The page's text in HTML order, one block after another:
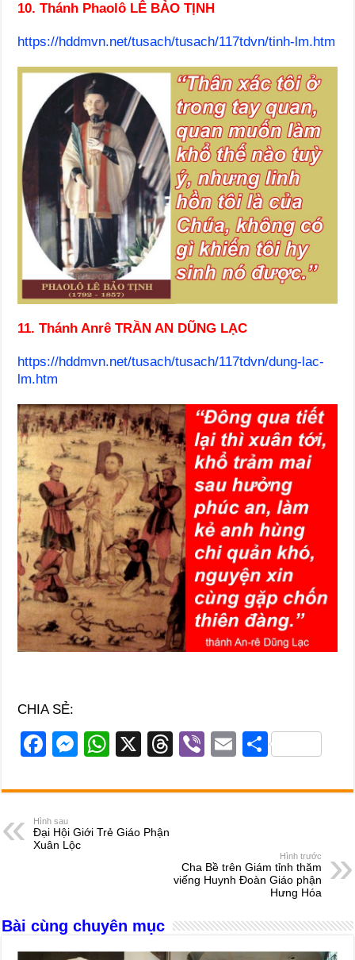
10. Thánh Phaolô LÊ BẢO TỊNH
https://hddmvn.net/tusach/tusach/117tdvn/tinh-lm.htm
11. Thánh Anrê TRẦN AN DŨNG LẠC
https://hddmvn.net/tusach/tusach/117tdvn/dung-lac-
lm.htm
CHIA SẺ:
F
c
e
b
k
M
ss
n
W
at
A
X
T
e
s
Vi
er
E
ail
S
ar
Hình sau
Đại Hội Giới Trẻ Giáo Phận
Xuân Lộc
Hình trước
Cha Bề trên Giám tỉnh thăm
viếng Huynh Đoàn Giáo phận
Hưng Hóa
Bài cùng chuyên mục